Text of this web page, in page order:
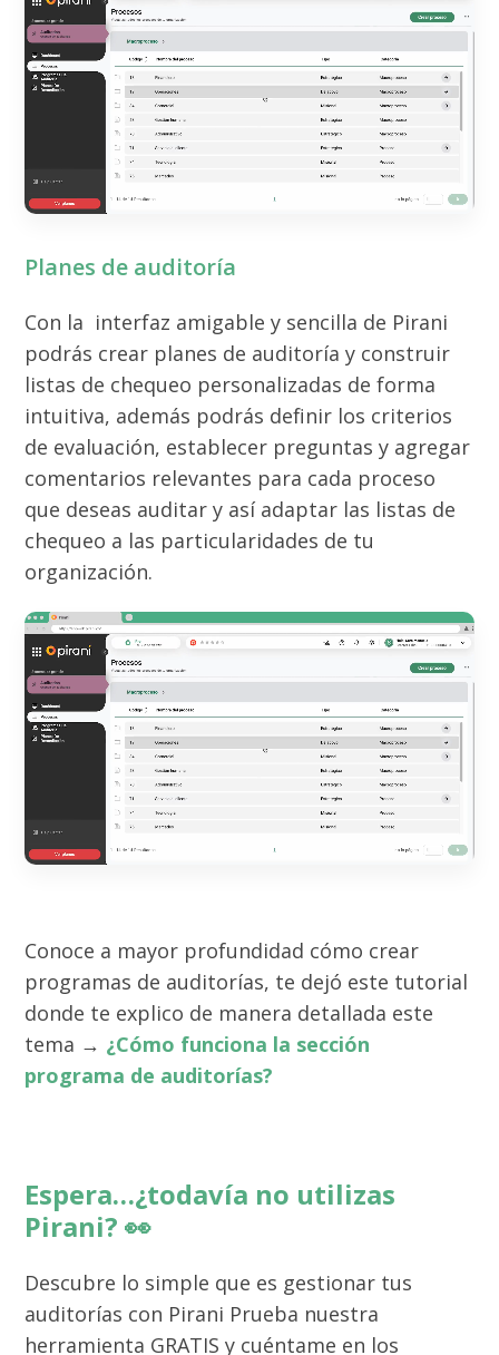
Planes de auditoría
Con la interfaz amigable y sencilla de Pirani
podrás crear planes de auditoría y construir
listas de chequeo personalizadas de forma
intuitiva, además podrás definir los criterios
de evaluación, establecer preguntas y agregar
comentarios relevantes para cada proceso
que deseas auditar y así adaptar las listas de
chequeo a las particularidades de tu
organización.
Conoce a mayor profundidad cómo crear
programas de auditorías, te dejó este tutorial
donde te explico de manera detallada este
tema → ¿Cómo funciona la sección
programa de auditorías?
Espera…¿todavía no utilizas
Pirani? 👀
Descubre lo simple que es gestionar tus
auditorías con Pirani Prueba nuestra
herramienta GRATIS y cuéntame en los